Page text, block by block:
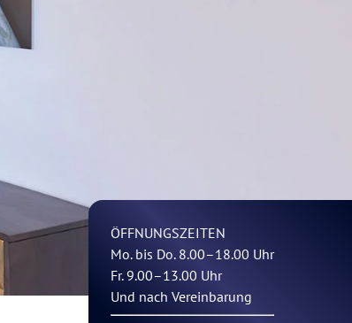
ÖFFNUNGSZEITEN
Mo. bis Do. 8.00–18.00 Uhr
Fr. 9.00–13.00 Uhr
Und nach Vereinbarung